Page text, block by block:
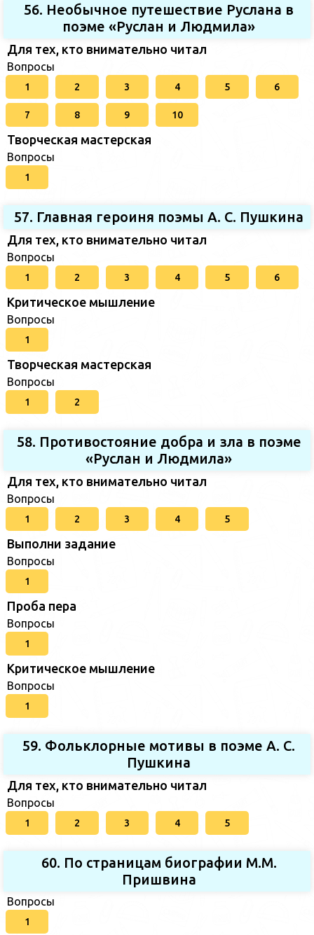
56. Необычное путешествие Руслана в
поэме «Руслан и Людмила»
Для тех, кто внимательно читал
Вопросы
1 2 3 4 5 6
7 8 9 10
Творческая мастерская
Вопросы
1
57. Главная героиня поэмы А. С. Пушкина
Для тех, кто внимательно читал
Вопросы
1 2 3 4 5 6
Критическое мышление
Вопросы
1
Творческая мастерская
Вопросы
1 2
58. Противостояние добра и зла в поэме
«Руслан и Людмила»
Для тех, кто внимательно читал
Вопросы
1 2 3 4 5
Выполни задание
Вопросы
1
Проба пера
Вопросы
1
Критическое мышление
Вопросы
1
59. Фольклорные мотивы в поэме А. С.
Пушкина
Для тех, кто внимательно читал
Вопросы
1 2 3 4 5
60. По страницам биографии М.М.
Пришвина
Вопросы
1